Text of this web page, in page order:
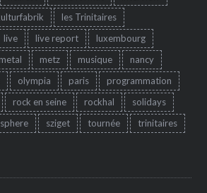
les Trinitaires
live live report
luxembourg
metal metz musique
nancy
olympia paris
programmation
rock en seine rockhal
solidays
sziget tournée
trinitaires